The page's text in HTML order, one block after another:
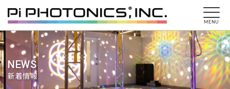
MENU
NEWS
新着情報